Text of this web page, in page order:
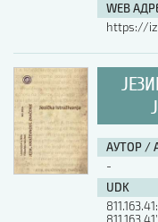
WEB
https://
АУТОР /
-
UDK